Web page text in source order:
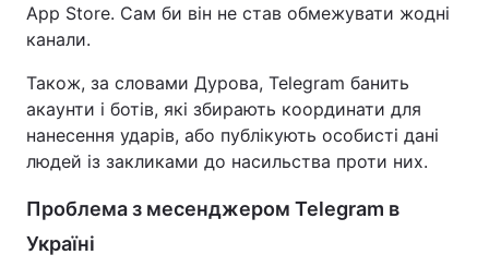
App Store. Сам би він не став обмежувати жодні
канали.
Також, за словами Дурова, Telegram банить
акаунти і ботів, які збирають координати для
нанесення ударів, або публікують особисті дані
людей із закликами до насильства проти них.
Проблема з месенджером Telegram в
Україні